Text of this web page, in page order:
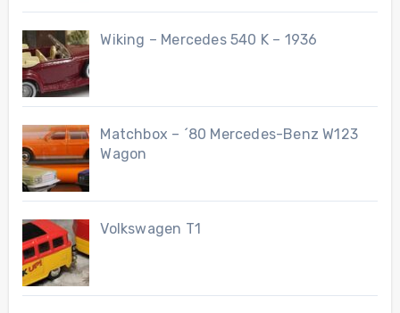
Wiking – Mercedes 540 K – 1936
Matchbox – ´80 Mercedes-Benz W123
Wagon
Volkswagen T1